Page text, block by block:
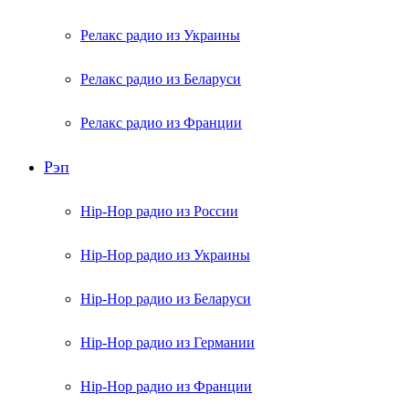
Релакс радио из Украины
Релакс радио из Беларуси
Релакс радио из Франции
Рэп
Hip-Hop радио из России
Hip-Hop радио из Украины
Hip-Hop радио из Беларуси
Hip-Hop радио из Германии
Hip-Hop радио из Франции